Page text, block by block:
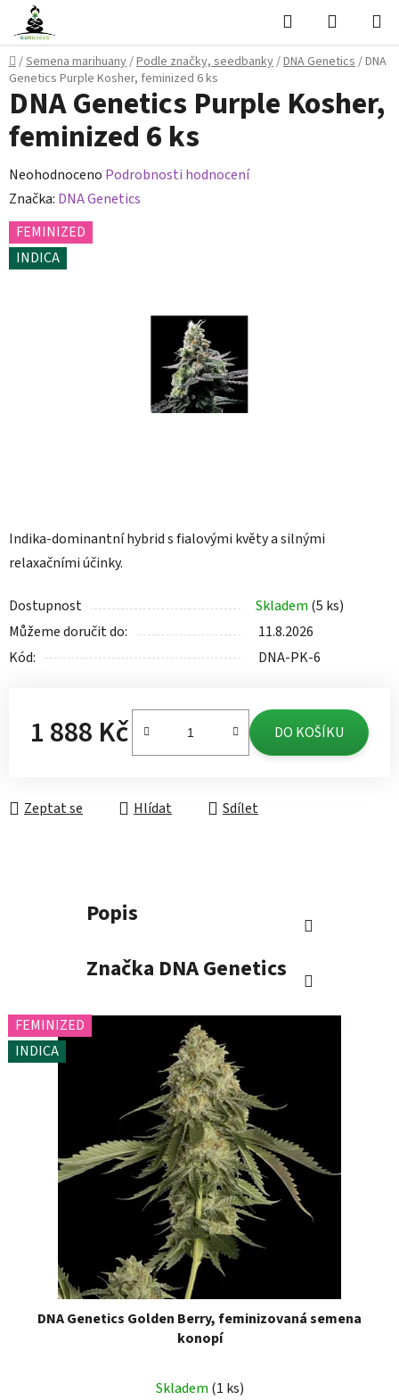
Přejít
obsah
Hledat
KOŠÍK
Domů
/Semena marihuany/Podle značky, seedbanky/DNA Genetics/DNA
Genetics Purple Kosher, feminized 6 ks
Indika-dominantní hybrid s fialovými květy a silnými
relaxačními účinky.
Dostupnost Skladem (5 ks)
Můžeme doručit do:
11.8.2026
Kód:
DNA-PK-6
1 888 Kč DO KOŠÍKU
Zeptat se Hlídat Sdílet
DNA Genetics Purple Kosher,
feminized 6 ks
Průměrné
hodnocení
produktu
je
0,0
Neohodnoceno Podrobnosti hodnocení
Značka: DNA Genetics
FEMINIZED
INDICA
Popis
Značka DNA Genetics
FEMINIZED
INDICA
DNA Genetics Golden Berry, feminizovaná semena
konopí
Skladem (1 ks)